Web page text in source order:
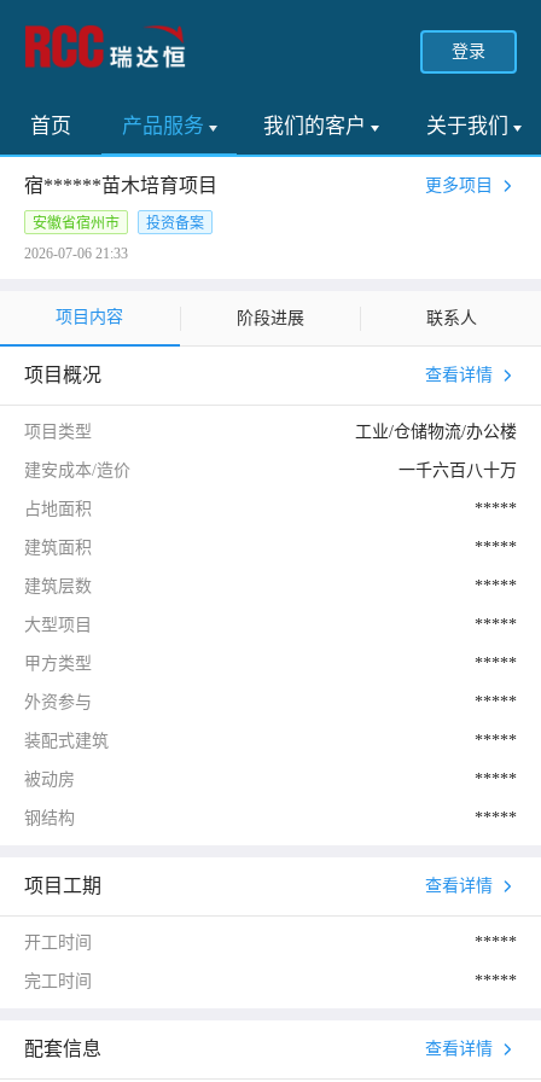
登录
首页 产品服务 我们的客户 关于我们
宿******苗木培育项目 更多项目
安徽省宿州市
投资备案
2026-07-06 21:33
项目内容 阶段进展 联系人
项目概况 查看详情
项目类型 工业/仓储物流/办公楼
建安成本/造价 一千六百八十万
占地面积 *****
建筑面积 *****
建筑层数 *****
大型项目 *****
甲方类型 *****
外资参与 *****
装配式建筑 *****
被动房 *****
钢结构 *****
项目工期 查看详情
开工时间 *****
完工时间 *****
配套信息 查看详情